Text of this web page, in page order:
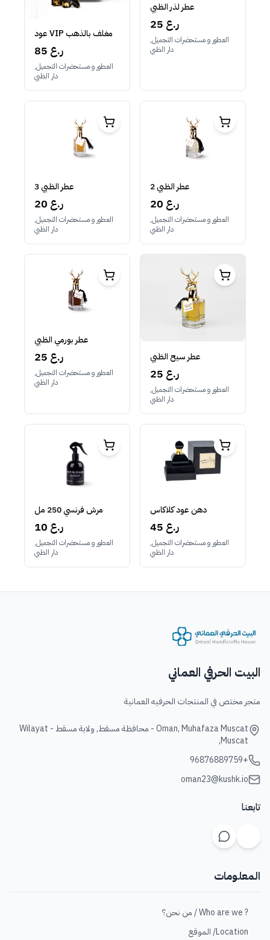
عود VIP مغلف بالذهب
85 ر.ع
العطور و مستحضرات التجميل,
دار الظبي
عطر لذر الظبي
25 ر.ع
العطور و مستحضرات التجميل,
دار الظبي
عطر الظبي 3
20 ر.ع
العطور و مستحضرات التجميل,
دار الظبي
عطر الظبي 2
20 ر.ع
العطور و مستحضرات التجميل,
دار الظبي
عطر بورمي الظبي
25 ر.ع
العطور و مستحضرات التجميل,
دار الظبي
عطر سيح الظبي
25 ر.ع
العطور و مستحضرات التجميل,
دار الظبي
مرش فرنسي 250 مل
10 ر.ع
العطور و مستحضرات التجميل,
دار الظبي
دهن عود كلاكاس
45 ر.ع
العطور و مستحضرات التجميل,
دار الظبي
البيت الحرفي العماني
متجر مختص في المنتجات الحرفيه العمانية
Oman, Muhafaza Muscat - محافظة مسقط, ولاية مسقط - Wilayat
Muscat,
+96876889759
oman23@kushk.io
تابعنا
المعلومات
? Who are we / من نحن؟
Location/ الموقع